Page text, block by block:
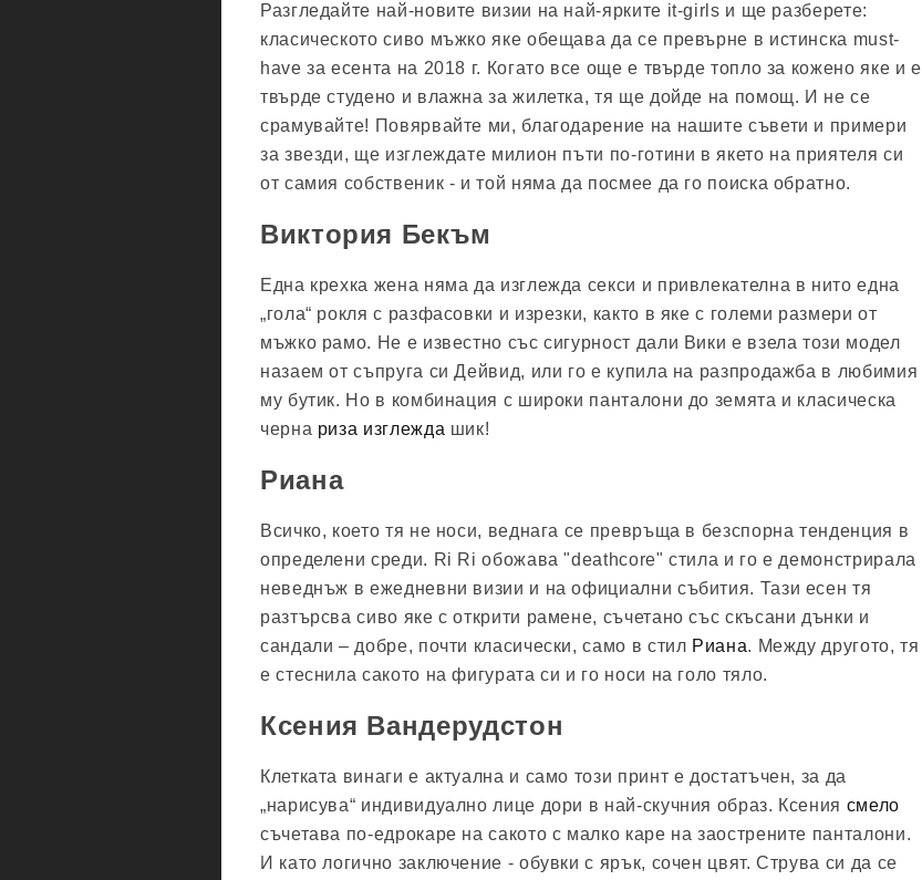
Разгледайте най-новите визии на най-ярките it-girls и ще разберете:
класическото сиво мъжко яке обещава да се превърне в истинска must-
have за есента на 2018 г. Когато все още е твърде топло за кожено яке и е
твърде студено и влажна за жилетка, тя ще дойде на помощ. И не се
срамувайте! Повярвайте ми, благодарение на нашите съвети и примери
за звезди, ще изглеждате милион пъти по-готини в якето на приятеля си
от самия собственик - и той няма да посмее да го поиска обратно.
Виктория Бекъм
Една крехка жена няма да изглежда секси и привлекателна в нито една
„гола“ рокля с разфасовки и изрезки, както в яке с големи размери от
мъжко рамо. Не е известно със сигурност дали Вики е взела този модел
назаем от съпруга си Дейвид, или го е купила на разпродажба в любимия
му бутик. Но в комбинация с широки панталони до земята и класическа
черна риза изглежда шик!
Риана
Всичко, което тя не носи, веднага се превръща в безспорна тенденция в
определени среди. Ri Ri обожава "deathcore" стила и го е демонстрирала
неведнъж в ежедневни визии и на официални събития. Тази есен тя
разтърсва сиво яке с открити рамене, съчетано със скъсани дънки и
сандали – добре, почти класически, само в стил Риана. Между другото, тя
е стеснила сакото на фигурата си и го носи на голо тяло.
Ксения Вандерудстон
Клетката винаги е актуална и само този принт е достатъчен, за да
„нарисува“ индивидуално лице дори в най-скучния образ. Ксения смело
съчетава по-едрокаре на сакото с малко каре на заострените панталони.
И като логично заключение - обувки с ярък, сочен цвят. Струва си да се